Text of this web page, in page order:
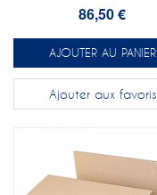
86,50 €
AJOUTER AU PANIER
Ajouter aux favoris